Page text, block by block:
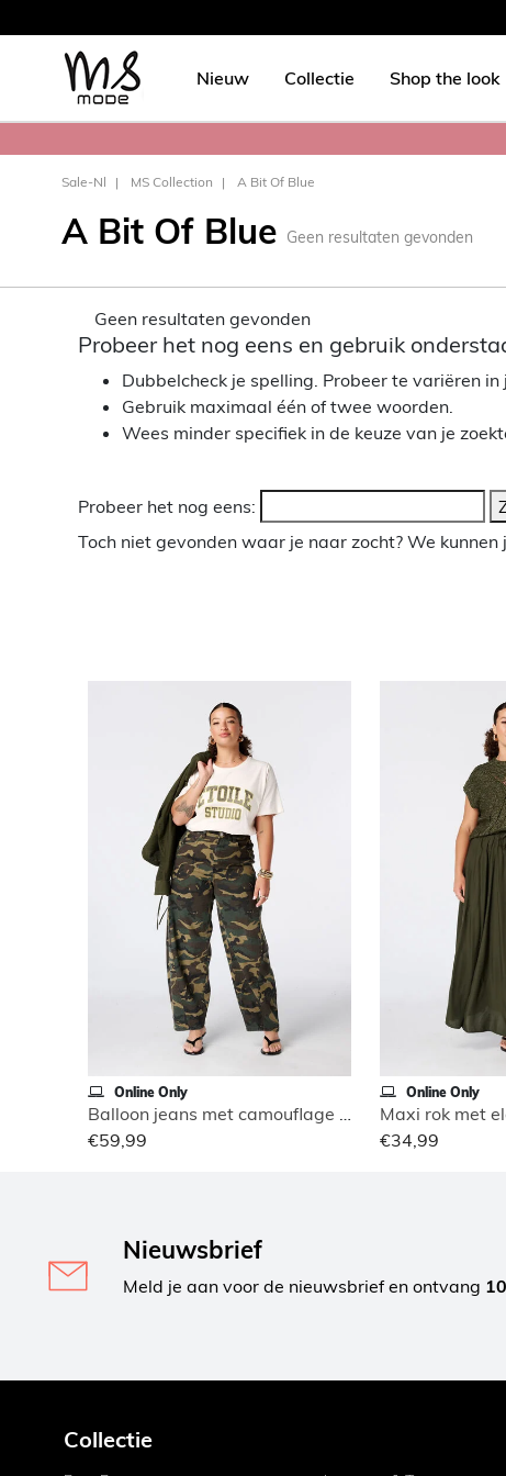
Nieuw Collectie Shop the look
Sale-Nl MS Collection A Bit Of Blue
A Bit Of Blue Geen resultaten gevonden
Geen resultaten gevonden
Probeer het nog eens en gebruik
Dubbelcheck je spelling. Probeer te variëren in
Gebruik maximaal één of twee woorden.
Wees minder specifiek in de keuze van je
Probeer het nog eens:
Toch niet gevonden waar je naar zocht? We kunnen
Online Only
Balloon jeans met camouflage print
€59,99
Online Only
Maxi rok met
€34,99
Nieuwsbrief
Meld je aan voor de nieuwsbrief en ontvang
Collectie